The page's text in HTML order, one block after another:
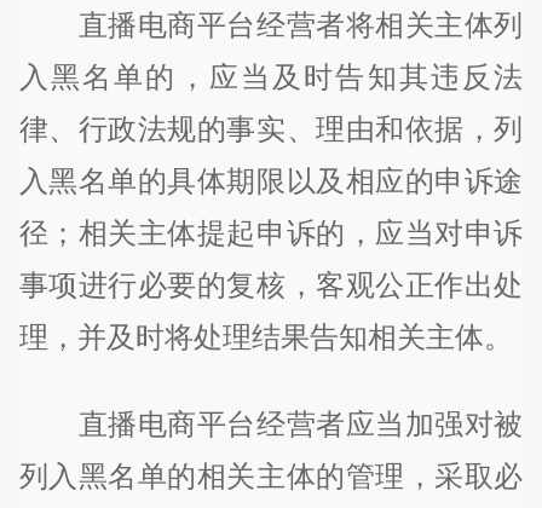
直播电商平台经营者将相关主体列
入黑名单的，应当及时告知其违反法
律、行政法规的事实、理由和依据，列
入黑名单的具体期限以及相应的申诉途
径；相关主体提起申诉的，应当对申诉
事项进行必要的复核，客观公正作出处
理，并及时将处理结果告知相关主体。
直播电商平台经营者应当加强对被
列入黑名单的相关主体的管理，采取必